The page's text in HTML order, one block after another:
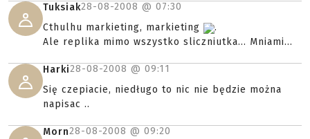
Tuksiak28-08-2008 @ 07:30
Cthulhu markieting, markieting
.
Ale replika mimo wszystko sliczniutka... Mniami...
Harki28-08-2008 @ 09:11
Się czepiacie, niedługo to nic nie będzie można
napisac ..
Morn28-08-2008 @ 09:20